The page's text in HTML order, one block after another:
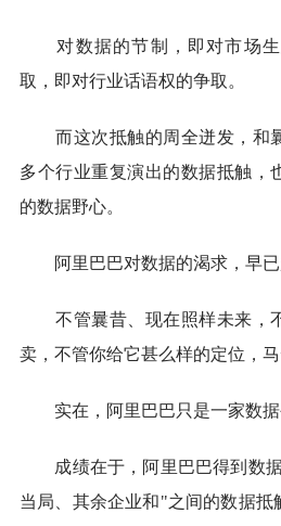
对数据的节制，即对市场生
取，即对行业话语权的争取。
而这次抵触的周全迸发，和
多个行业重复演出的数据抵触，
的数据野心。
阿里巴巴对数据的渴求，早已
不管曩昔、现在照样未来，
卖，不管你给它甚么样的定位，马
实在，阿里巴巴只是一家数据
成绩在于，阿里巴巴得到数据
当局、其余企业和"之间的数据抵